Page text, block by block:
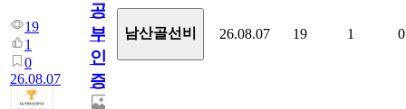
19
1
0
26.08.07
공
부
인
증
남산골선비 26.08.07 19 1 0